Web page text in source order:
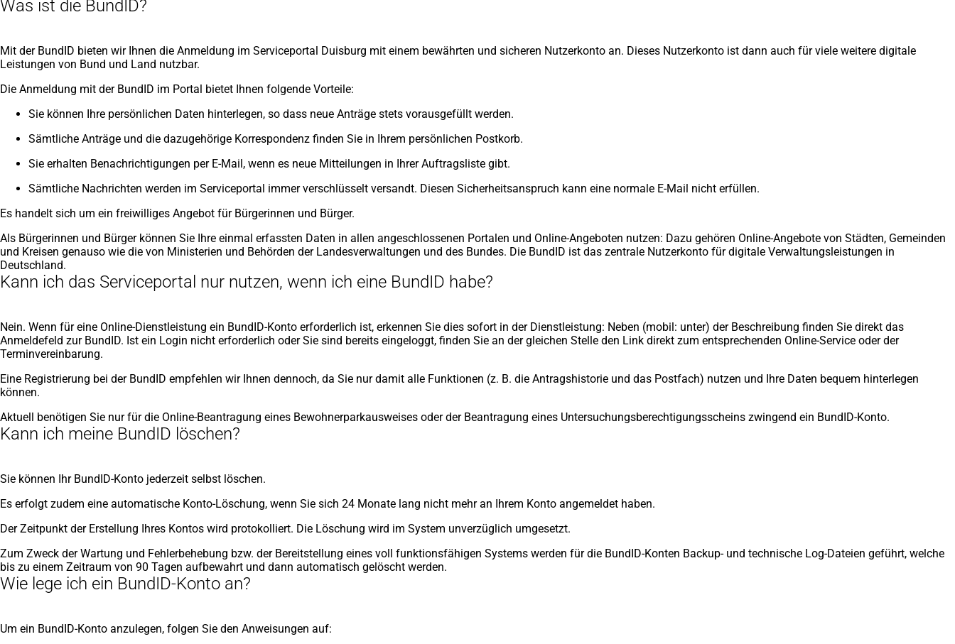
Was ist die BundID?
Mit der BundID bieten wir Ihnen die Anmeldung im Serviceportal Duisburg mit einem bewährten und sicheren Nutzerkonto an. Dieses Nutzerkonto ist dann auch für viele weitere digitale
Leistungen von Bund und Land nutzbar.
Die Anmeldung mit der BundID im Portal bietet Ihnen folgende Vorteile:
Sie können Ihre persönlichen Daten hinterlegen, so dass neue Anträge stets vorausgefüllt werden.
Sämtliche Anträge und die dazugehörige Korrespondenz finden Sie in Ihrem persönlichen Postkorb.
Sie erhalten Benachrichtigungen per E-Mail, wenn es neue Mitteilungen in Ihrer Auftragsliste gibt.
Sämtliche Nachrichten werden im Serviceportal immer verschlüsselt versandt. Diesen Sicherheitsanspruch kann eine normale E-Mail nicht erfüllen.
Es handelt sich um ein freiwilliges Angebot für Bürgerinnen und Bürger.
Als Bürgerinnen und Bürger können Sie Ihre einmal erfassten Daten in allen angeschlossenen Portalen und Online-Angeboten nutzen: Dazu gehören Online-Angebote von Städten, Gemeinden
und Kreisen genauso wie die von Ministerien und Behörden der Landesverwaltungen und des Bundes. Die BundID ist das zentrale Nutzerkonto für digitale Verwaltungsleistungen in
Deutschland.
Kann ich das Serviceportal nur nutzen, wenn ich eine BundID habe?
Nein. Wenn für eine Online-Dienstleistung ein BundID-Konto erforderlich ist, erkennen Sie dies sofort in der Dienstleistung: Neben (mobil: unter) der Beschreibung finden Sie direkt das
Anmeldefeld zur BundID. Ist ein Login nicht erforderlich oder Sie sind bereits eingeloggt, finden Sie an der gleichen Stelle den Link direkt zum entsprechenden Online-Service oder der
Terminvereinbarung.
Eine Registrierung bei der BundID empfehlen wir Ihnen dennoch, da Sie nur damit alle Funktionen (z. B. die Antragshistorie und das Postfach) nutzen und Ihre Daten bequem hinterlegen
können.
Aktuell benötigen Sie nur für die Online-Beantragung eines Bewohnerparkausweises oder der Beantragung eines Untersuchungsberechtigungsscheins zwingend ein BundID-Konto.
Kann ich meine BundID löschen?
Sie können Ihr BundID-Konto jederzeit selbst löschen.
Es erfolgt zudem eine automatische Konto-Löschung, wenn Sie sich 24 Monate lang nicht mehr an Ihrem Konto angemeldet haben.
Der Zeitpunkt der Erstellung Ihres Kontos wird protokolliert. Die Löschung wird im System unverzüglich umgesetzt.
Zum Zweck der Wartung und Fehlerbehebung bzw. der Bereitstellung eines voll funktionsfähigen Systems werden für die BundID-Konten Backup- und technische Log-Dateien geführt, welche
bis zu einem Zeitraum von 90 Tagen aufbewahrt und dann automatisch gelöscht werden.
Wie lege ich ein BundID-Konto an?
Um ein BundID-Konto anzulegen, folgen Sie den Anweisungen auf: